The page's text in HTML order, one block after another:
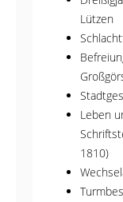
Lützen
Leben
1810)